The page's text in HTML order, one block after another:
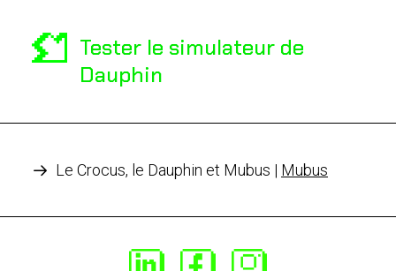
Tester le simulateur de
Dauphin
Le Crocus, le Dauphin et Mubus | Mubus